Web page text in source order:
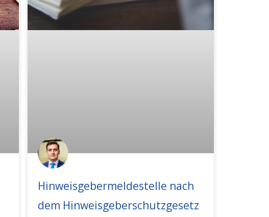
Hinweisgebermeldestelle nach
dem Hinweisgeberschutzgesetz